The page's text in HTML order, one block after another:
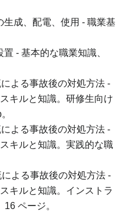
成、配電、使用 - 職業基
- 基本的な職業知識、
よる事故後の対処方法 -
キルと知識。 研修生向け
よる事故後の対処方法 -
キルと知識。 実践的な職
よる事故後の対処方法 -
キルと知識。 インストラ
ページ。